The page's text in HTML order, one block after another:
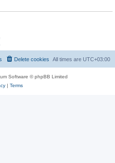
All times are UTC+03:00
Delete cookies
Software © phpBB Limited
| Terms